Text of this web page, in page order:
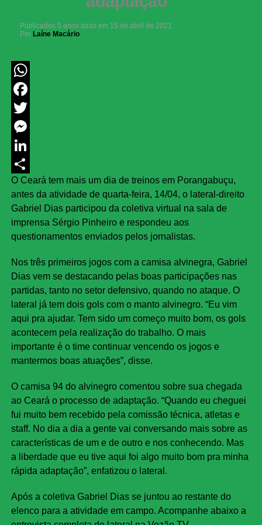
Publicados 5 anos atrás em 15 de abril de 2021
Por Laíne Macário
WhatsApp
Facebook
Twitter
Messenger
LinkedIn
Share
O Ceará tem mais um dia de treinos em Porangabuçu,
antes da atividade de quarta-feira, 14/04, o lateral-direito
Gabriel Dias participou da coletiva virtual na sala de
imprensa Sérgio Pinheiro e respondeu aos
questionamentos enviados pelos jornalistas.
Nos três primeiros jogos com a camisa alvinegra, Gabriel
Dias vem se destacando pelas boas participações nas
partidas, tanto no setor defensivo, quando no ataque. O
lateral já tem dois gols com o manto alvinegro. “Eu vim
aqui pra ajudar. Tem sido um começo muito bom, os gols
acontecem pela realização do trabalho. O mais
importante é o time continuar vencendo os jogos e
mantermos boas atuações”, disse.
O camisa 94 do alvinegro comentou sobre sua chegada
ao Ceará o processo de adaptação. “Quando eu cheguei
fui muito bem recebido pela comissão técnica, atletas e
staff. No dia a dia a gente vai conversando mais sobre as
características de um e de outro e nos conhecendo. Mas
a liberdade que eu tive aqui foi algo muito bom pra minha
rápida adaptação”, enfatizou o lateral.
Após a coletiva Gabriel Dias se juntou ao restante do
elenco para a atividade em campo. Acompanhe abaixo a